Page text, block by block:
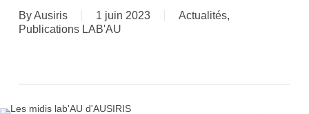
ByAusiris 1 juin 2023 Actualités,
Publications LAB'AU